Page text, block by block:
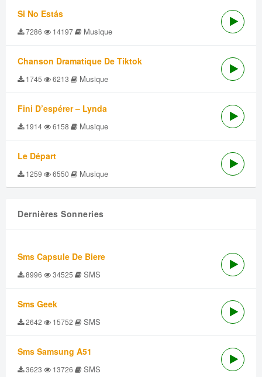
Si No Estás
7286 14197 Musique
Chanson Dramatique De Tiktok
1745 6213 Musique
Fini D’espérer – Lynda
1914 6158 Musique
Le Départ
1259 6550 Musique
Dernières Sonneries
Sms Capsule De Biere
8996 34525 SMS
Sms Geek
2642 15752 SMS
Sms Samsung A51
3623 13726 SMS